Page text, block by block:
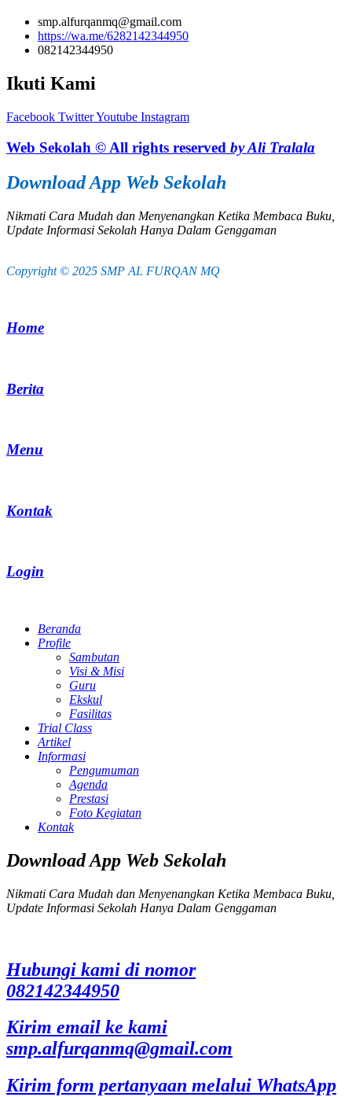
smp.alfurqanmq@gmail.com
https://wa.me/6282142344950
082142344950
Ikuti Kami
Facebook TwitterYoutube Instagram
Web Sekolah © All rights reserved by Ali Tralala
Download App Web Sekolah
Nikmati Cara Mudah dan Menyenangkan Ketika Membaca Buku,
Update Informasi Sekolah Hanya Dalam Genggaman
Copyright © 2025 SMP AL FURQAN MQ
Home
Berita
Menu
Kontak
Login
Beranda
Profile
Sambutan
Visi & Misi
Guru
Ekskul
Fasilitas
Trial Class
Artikel
Informasi
Pengumuman
Agenda
Prestasi
Foto Kegiatan
Kontak
Download App Web Sekolah
Nikmati Cara Mudah dan Menyenangkan Ketika Membaca Buku,
Update Informasi Sekolah Hanya Dalam Genggaman
Hubungi kami di nomor
082142344950
Kirim email ke kami
smp.alfurqanmq@gmail.com
Kirim form pertanyaan melalui WhatsApp